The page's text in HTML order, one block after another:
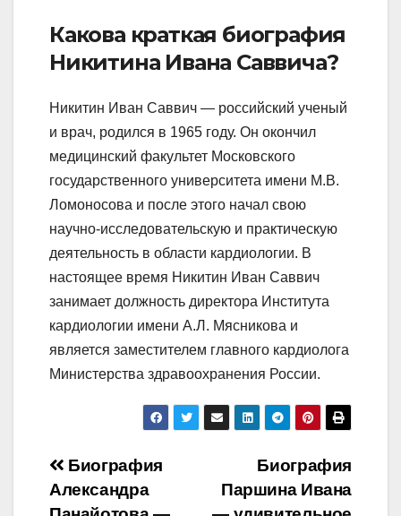
Какова краткая биография
Никитина Ивана Саввича?
Никитин Иван Саввич — российский ученый
и врач, родился в 1965 году. Он окончил
медицинский факультет Московского
государственного университета имени М.В.
Ломоносова и после этого начал свою
научно-исследовательскую и практическую
деятельность в области кардиологии. В
настоящее время Никитин Иван Саввич
занимает должность директора Института
кардиологии имени А.Л. Мясникова и
является заместителем главного кардиолога
Министерства здравоохранения России.
Навигация
по
Биография
Паршина Ивана
Биография
Александра